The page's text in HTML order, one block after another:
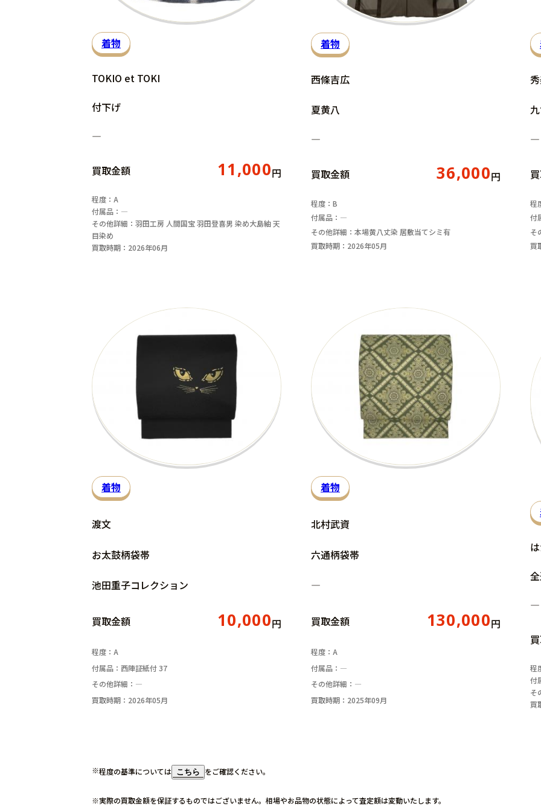
着物
TOKIO et TOKI
付下げ
―
買取金額 11,000円
程度：A
付属品：―
その他詳細：羽田工房 人間国宝 羽田登喜男 染め大島紬 天
目染め
買取時期：2026年06月
着物
西條吉広
夏黄八
―
買取金額 36,000円
程度：B
付属品：―
その他詳細：本場黄八丈染 居敷当てシミ有
買取時期：2026年05月
―
程
付
そ
買
着物
渡文
お太鼓柄袋帯
池田重子コレクション
買取金額 10,000円
程度：A
付属品：西陣証紙付 37
その他詳細：―
買取時期：2026年05月
着物
北村武資
六通柄袋帯
―
買取金額 130,000円
程度：A
付属品：―
その他詳細：―
買取時期：2025年09月
―
程
付
そ
買
程度の基準については こちら をご確認ください。
実際の買取金額を保証するものではございません。相場やお品物の状態によって査定額は変動いたします。